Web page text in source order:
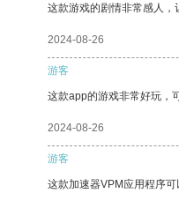
这款游戏的剧情非常感人，
2024-08-26
游客
这款app的游戏非常好玩，
2024-08-26
游客
这款加速器VPM应用程序